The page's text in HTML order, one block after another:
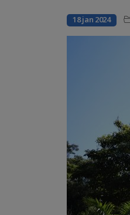
18 jan 2024